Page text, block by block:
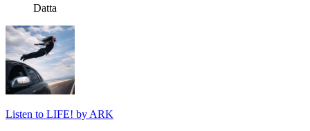
Datta
Listen to LIFE! by ARK